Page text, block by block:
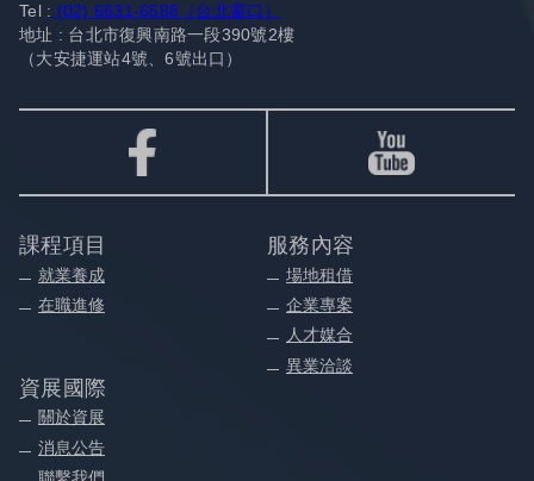
Tel : (02) 6631-6588（台北窗口）
地址 : 台北市復興南路一段390號2樓
（大安捷運站4號、6號出口）
課程項目
就業養成
在職進修
服務內容
場地租借
企業專案
人才媒合
異業洽談
資展國際
關於資展
消息公告